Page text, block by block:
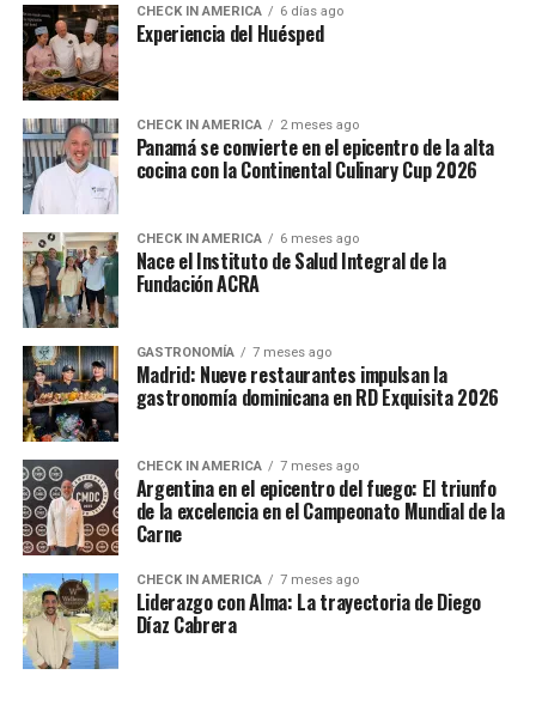
CHECK IN AMERICA 6 días ago
Experiencia del Huésped
CHECK IN AMERICA 2 meses ago
Panamá se convierte en el epicentro de la alta
cocina con la Continental Culinary Cup 2026
CHECK IN AMERICA 6 meses ago
Nace el Instituto de Salud Integral de la
Fundación ACRA
GASTRONOMÍA 7 meses ago
Madrid: Nueve restaurantes impulsan la
gastronomía dominicana en RD Exquisita 2026
CHECK IN AMERICA 7 meses ago
Argentina en el epicentro del fuego: El triunfo
de la excelencia en el Campeonato Mundial de la
Carne
CHECK IN AMERICA 7 meses ago
Liderazgo con Alma: La trayectoria de Diego
Díaz Cabrera